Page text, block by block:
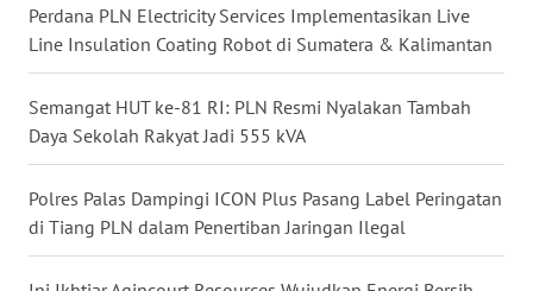
Perdana PLN Electricity Services Implementasikan Live
Line Insulation Coating Robot di Sumatera & Kalimantan
Semangat HUT ke-81 RI: PLN Resmi Nyalakan Tambah
Daya Sekolah Rakyat Jadi 555 kVA
Polres Palas Dampingi ICON Plus Pasang Label Peringatan
di Tiang PLN dalam Penertiban Jaringan Ilegal
KARO
SIMALUNGUN
LABUHANBATU
WN
TAPANULI